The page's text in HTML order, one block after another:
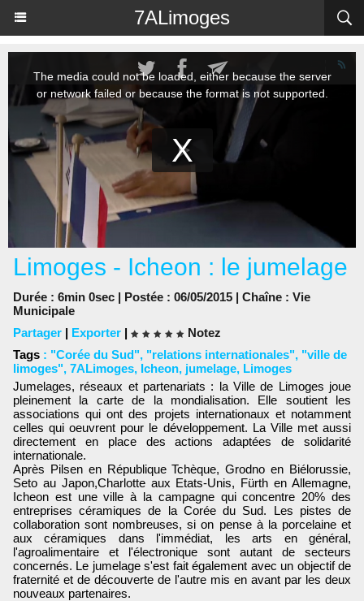
7ALimoges
Limoges - Icheon : le jumelage
Durée : 6min 0sec | Postée : 06/05/2015 | Chaîne : Vie
Municipale
Partager | Exporter |
Notez
Tags : "Corée du Sud", "relations internationales", "ville de
limoges", 7ALimoges, Icheon, jumelage, Limoges
Jumelages, réseaux et partenariats : la Ville de Limoges joue
pleinement la carte de la mondialisation. Elle soutient les
associations qui ont des projets internationaux et notamment
celles qui oeuvrent pour le développement. La Ville met aussi
directement en place des actions adaptées de solidarité
internationale.
Après Pilsen en République Tchèque, Grodno en Biélorussie,
Seto au Japon,Charlotte aux Etats-Unis, Fürth en Allemagne,
Icheon est une ville à la campagne qui concentre 20% des
entreprises céramiques de la Corée du Sud. Les pistes de
collaboration sont nombreuses, si on pense à la porcelaine et
aux céramiques dans l'immédiat, les arts en général,
l'agroalimentaire et l'électronique sont autant de secteurs
concernés. Le jumelage s'est fait également avec un objectif de
fraternité et de découverte de l'autre mis en avant par les deux
nouveaux partenaires.